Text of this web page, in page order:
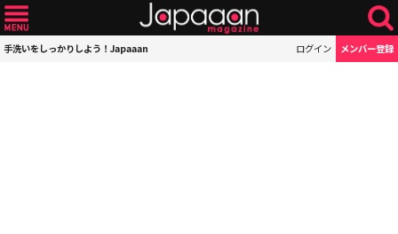
手洗いをしっかりしよう！Japaaan ログイン メンバー登録